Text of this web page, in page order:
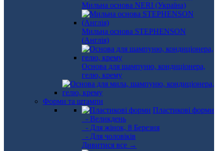
Мильна основа NERI (Україна)
Мильна основа STEPHENSON
(Англія)
Основа для шампуню, кондиціонера,
гелю, крему
Форми та штампи
Пластикові форми
- Великдень
- Для жінок, 8 Березня
- Для чоловіків
Дивитися все →